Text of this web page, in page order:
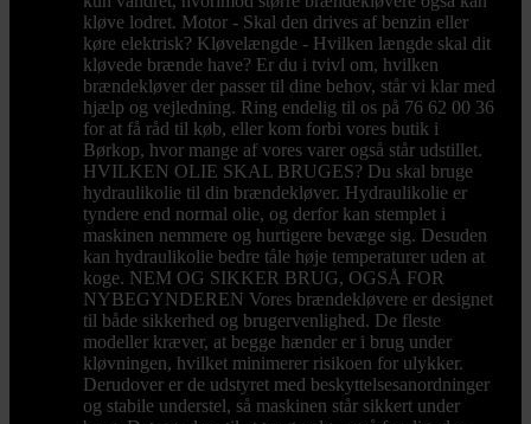
kløve lodret. Motor - Skal den drives af benzin eller
køre elektrisk? Kløvelængde - Hvilken længde skal dit
kløvede brænde have? Er du i tvivl om, hvilken
brændekløver der passer til dine behov, står vi klar med
hjælp og vejledning. Ring endelig til os på 76 62 00 36
for at få råd til køb, eller kom forbi vores butik i
Børkop, hvor mange af vores varer også står udstillet.
HVILKEN OLIE SKAL BRUGES? Du skal bruge
hydraulikolie til din brændekløver. Hydraulikolie er
tyndere end normal olie, og derfor kan stemplet i
maskinen nemmere og hurtigere bevæge sig. Desuden
kan hydraulikolie bedre tåle høje temperaturer uden at
koge. NEM OG SIKKER BRUG, OGSÅ FOR
NYBEGYNDEREN Vores brændekløvere er designet
til både sikkerhed og brugervenlighed. De fleste
modeller kræver, at begge hænder er i brug under
kløvningen, hvilket minimerer risikoen for ulykker.
Derudover er de udstyret med beskyttelsesanordninger
og stabile understel, så maskinen står sikkert under